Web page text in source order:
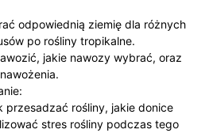
odpowiednią ziemię dla różnych
po rośliny tropikalne.
jakie nawozy wybrać, oraz
przesadzać rośliny, jakie donice
stres rośliny podczas tego